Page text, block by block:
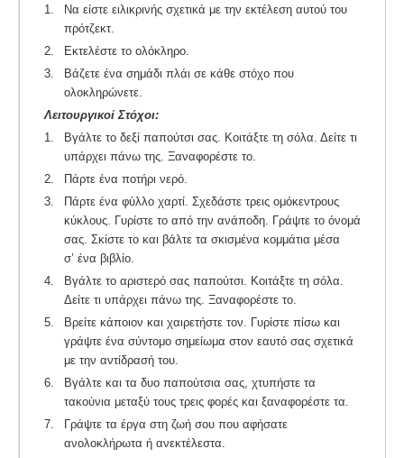
1.
Να είστε ειλικρινής σχετικά με την εκτέλεση αυτού του
πρότζεκτ.
2.
Εκτελέστε το ολόκληρο.
3.
Βάζετε ένα σημάδι πλάι σε κάθε στόχο που
ολοκληρώνετε.
Λειτουργικοί Στόχοι:
1.
Βγάλτε το δεξί παπούτσι σας. Κοιτάξτε τη σόλα. Δείτε τι
υπάρχει πάνω της. Ξαναφορέστε το.
2.
Πάρτε ένα ποτήρι νερό.
3.
Πάρτε ένα φύλλο χαρτί. Σχεδάστε τρεις ομόκεντρους
κύκλους. Γυρίστε το από την ανάποδη. Γράψτε το όνομά
σας. Σκίστε το και βάλτε τα σκισμένα κομμάτια μέσα
σ’ ένα βιβλίο.
4.
Βγάλτε το αριστερό σας παπούτσι. Κοιτάξτε τη σόλα.
Δείτε τι υπάρχει πάνω της. Ξαναφορέστε το.
5.
Βρείτε κάποιον και χαιρετήστε τον. Γυρίστε πίσω και
γράψτε ένα σύντομο σημείωμα στον εαυτό σας σχετικά
με την αντίδρασή του.
6.
Βγάλτε και τα δυο παπούτσια σας, χτυπήστε τα
τακούνια μεταξύ τους τρεις φορές και ξαναφορέστε τα.
7.
Γράψτε τα έργα στη ζωή σου που αφήσατε
ανολοκλήρωτα ή ανεκτέλεστα.